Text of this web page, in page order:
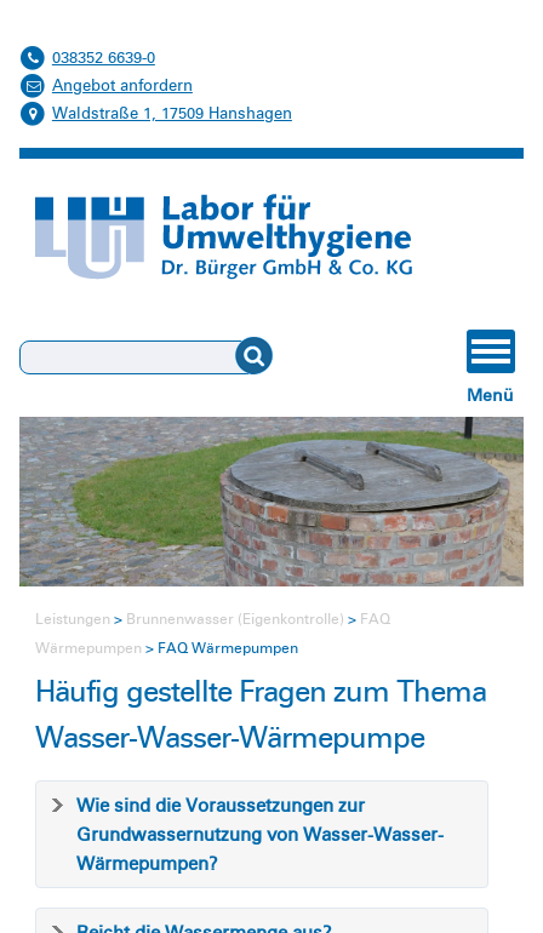
038352 6639-0
Angebot anfordern
Waldstraße 1, 17509 Hanshagen
Suchen
Menü
Leistungen Brunnenwasser (Eigenkontrolle)
FAQ
Wärmepumpen
FAQ Wärmepumpen
Häufig gestellte Fragen zum Thema
Wasser-Wasser-Wärmepumpe
Wie sind die Voraussetzungen zur
Grundwassernutzung von Wasser-Wasser-
Wärmepumpen?
Verdunstungskühlanlagen, Nassabscheider, Kühltürme